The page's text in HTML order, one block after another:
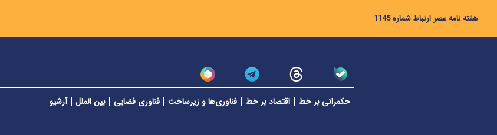
هفته نامه عصر ارتباط شماره 1145
حکمرانی بر خط اقتصاد بر خط فناوری‌ها و زیرساخت فناوری فضایی بین الملل آرشیو